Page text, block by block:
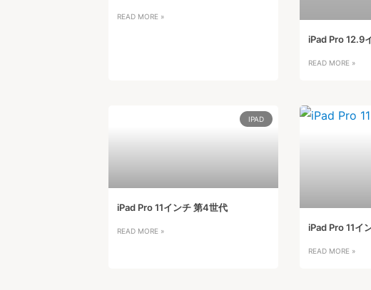
READ MORE »
iPad Pro 12.9
READ MORE »
IPAD
iPad Pro 11インチ 第4世代
READ MORE » iPad Pro 11イ
READ MORE »